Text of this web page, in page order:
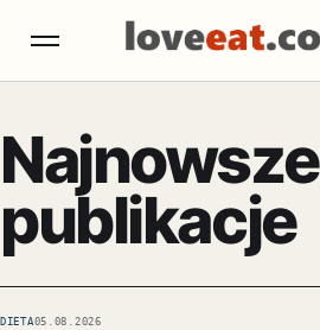
Otwórz menu
Najnowsze
publikacje
DIETA05.08.2026